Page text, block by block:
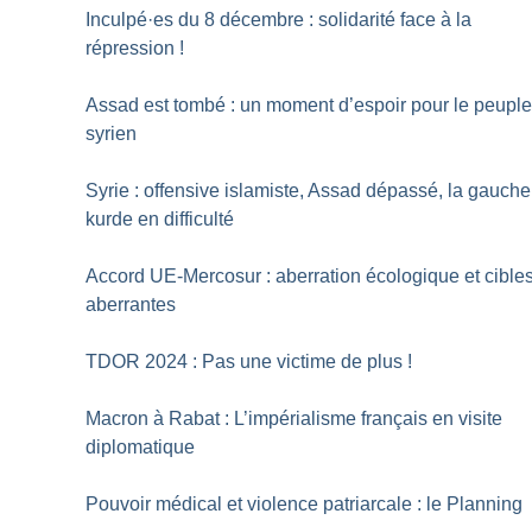
Inculpé·es du 8 décembre : solidarité face à la
répression !
Assad est tombé : un moment d’espoir pour le peuple
syrien
Syrie : offensive islamiste, Assad dépassé, la gauche
kurde en difficulté
Accord UE-Mercosur : aberration écologique et
aberrantes
TDOR 2024 : Pas une victime de plus !
Macron à Rabat : L’impérialisme français en visite
diplomatique
Pouvoir médical et violence patriarcale : le Planning